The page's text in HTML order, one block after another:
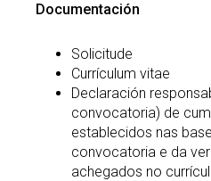
Documentación
Solicitude
Currículum vitae
Declaración
convocatoria) de
establecidos nas
convocatoria e da
achegados no